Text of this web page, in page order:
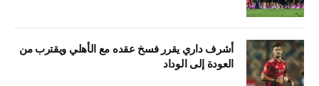
أشرف داري يقرر فسخ عقده مع الأهلي ويقترب من
العودة إلى الوداد